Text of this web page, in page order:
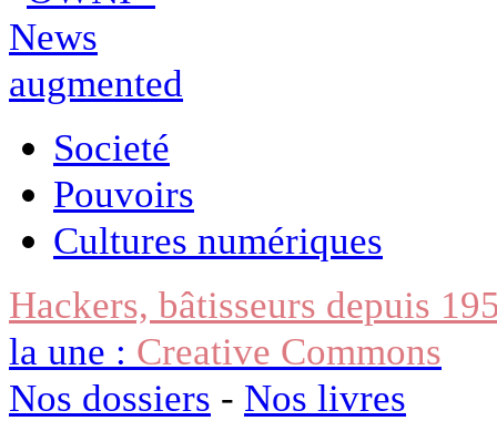
Societé
Pouvoirs
Cultures numériques
Hackers, bâtisseurs depuis
la une : Creative Commons
Nos dossiers - Nos livres